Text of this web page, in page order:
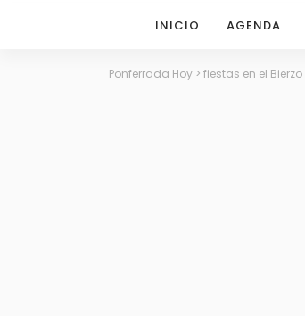
INICIO AGENDA
Ponferrada Hoy > fiestas en el Bierzo